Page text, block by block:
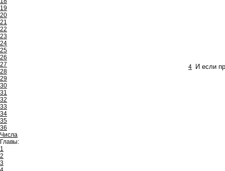
19
20
21
22
23
24
25
26
27
28
29
30
31
32
33
34
35
36
Числа
Главы:
1
2
3
4 И если